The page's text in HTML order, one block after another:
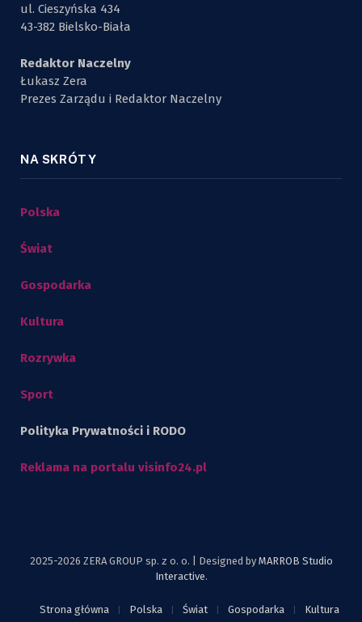
ul. Cieszyńska 434
43-382 Bielsko-Biała
Redaktor Naczelny
Łukasz Zera
Prezes Zarządu i Redaktor Naczelny
NA SKRÓTY
Polska
Świat
Gospodarka
Kultura
Rozrywka
Sport
Polityka Prywatności i RODO
Reklama na portalu visinfo24.pl
2025-2026 ZERA GROUP sp. z o. o. | Designed by MARROB Studio
Interactive.
Strona główna Polska Świat Gospodarka Kultura